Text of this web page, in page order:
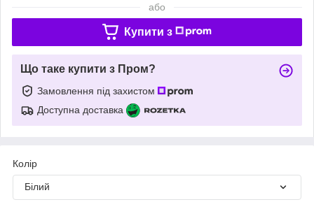
або
Купити з
Що таке купити з Пром?
Замовлення під захистом
Доступна доставка
Колір
Білий